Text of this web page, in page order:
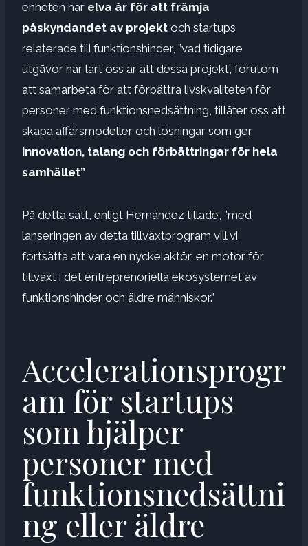
enheten har elva år för att främja
påskyndandet av projekt och startups
relaterade till funktionshinder, ”vad tidigare
utgåvor har lärt oss är att dessa projekt, förutom
att samarbeta för att förbättra livskvaliteten för
personer med funktionsnedsättning, tillåter oss att
skapa affärsmodeller och lösningar som ger
innovation, talang och förbättringar för hela
samhället”
På detta sätt, enligt Hernández tillade, ”med
lanseringen av detta tillväxtprogram vill vi
fortsätta att vara en nyckelaktör, en motor för
tillväxt i det entreprenöriella ekosystemet av
funktionshinder och äldre människor.”
Accelerationsprogr
am för startups
som hjälper
personer med
funktionsnedsättni
ng eller äldre